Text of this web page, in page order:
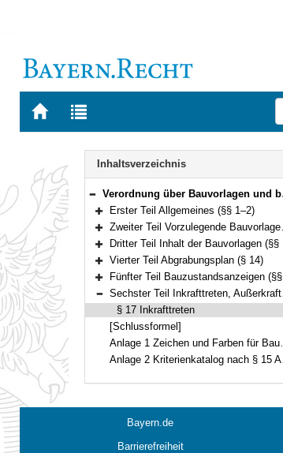
Zur
BAYERN.RECHT
Zur
letzten
Navigation
Inhaltsverzeichnis
Bereich reduzieren
Verordnung über Bauvorlagen und bauaufsichtliche Anzeigen (Bauvorlagenverordnung – BauVorlV) Vom 10. November 2007 (GVBl. S. 792) BayRS 2132-1-2-B (§§ 1–17)
Bereich erweitern
Erster Teil Allgemeines (§§ 1–2)
Bereich erweitern
Zweiter Teil Vorzulegende Bauvorlagen (§§ 3–6)
Bereich erweitern
Dritter Teil Inhalt der Bauvorlagen (§§ 7–13)
Bereich erweitern
Vierter Teil Abgrabungsplan (§ 14)
Bereich erweitern
Fünfter Teil Bauzustandsanzeigen (§§ 15–16)
Bereich reduzieren
Sechster Teil Inkrafttreten, Außerkrafttreten (§ 17)
§ 17 Inkrafttreten
[Schlussformel]
Anlage 1 Zeichen und Farben für Bauvorlagen (zu § 7 Abs. 5 und § 8 Abs. 4)
Anlage 2 Kriterienkatalog nach § 15 Abs. 3
Bayern.de
Barrierefreiheit